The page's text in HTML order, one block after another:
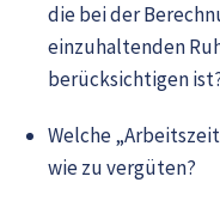
die bei der
einzuhaltenden
berücksichtigen
Welche
wie zu vergüten?